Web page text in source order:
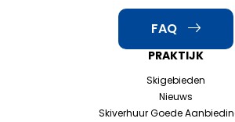
PRAKTIJK
Skigebieden
Nieuws
Skiverhuur Goede
FAQ